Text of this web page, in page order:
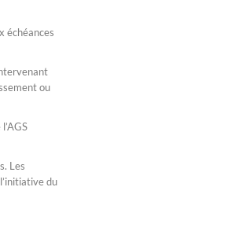
échéances
ou
Les
du